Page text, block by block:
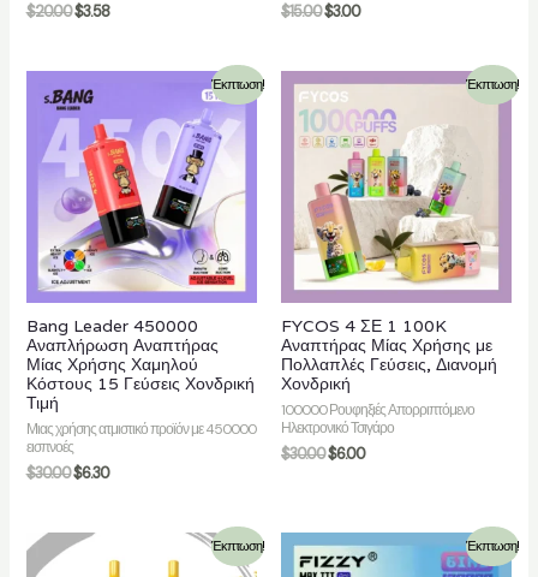
$20.00$3.58
$15.00$3.00
Έκπτωση!
Bang Leader 450000
Αναπλήρωση Αναπτήρας
Μίας Χρήσης Χαμηλού
Κόστους 15 Γεύσεις Χονδρική
Τιμή
Μιας χρήσης ατμιστικό προϊόν με 450000
εισπνοές
$30.00$6.30
Έκπτωση!
FYCOS 4 ΣΕ 1 100K
Αναπτήρας Μίας Χρήσης με
Πολλαπλές Γεύσεις, Διανομή
Χονδρική
100000 Ρουφηξιές Απορριπτόμενο
Ηλεκτρονικό Τσιγάρο
$30.00$6.00
Έκπτωση! Έκπτωση!